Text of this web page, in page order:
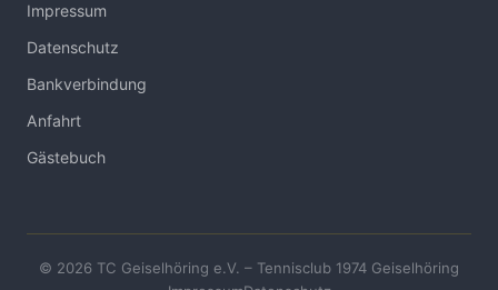
Impressum
Datenschutz
Bankverbindung
Anfahrt
Gästebuch
© 2026 TC Geiselhöring e.V. – Tennisclub 1974 Geiselhöring